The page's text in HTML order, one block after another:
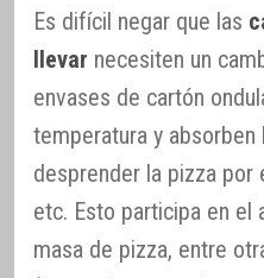
Es difícil negar que las
llevar necesiten un
envases de cartón
temperatura y absorben
desprender la pizza por
etc. Esto participa en el
masa de pizza, entre